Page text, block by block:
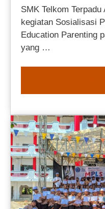
SMK Telkom
kegiatan Sosialisasi
Education Parenting
yang …